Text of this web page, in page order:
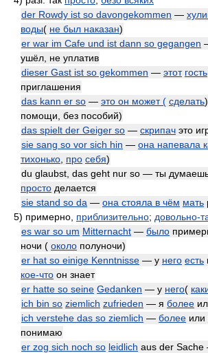
der Rowdy ist so davongekommen —
воды( не был наказан)
er war im Cafe und ist dann so gegangen
ушёл, не уплатив
dieser Gast ist so gekommen — этот гость
приглашения
das kann er so — это он может ( сделать
помощи, без пособий)
das spielt der Geiger so — скрипач это
sie sang so vor sich hin — она напевала
тихонько про себя)
du glaubst, das geht nur so — ты
просто делается
sie stand so da — она стояла в чём мать
5) примерно, приблизительно; довольно-
es war so um Mitternacht — было
ночи ( около полуночи)
er hat so einige Kenntnisse — у него есть
кое-что он знает
er hatte so seine Gedanken — у него(
ich bin so ziemlich zufrieden — я более
ich verstehe das so ziemlich — более или
понимаю
er zog sich noch so leidlich aus der